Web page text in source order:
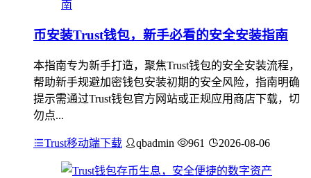
币安装Trust钱包，新手必看的安全安装指南
本指南专为新手打造，聚焦Trust钱包的安全安装流程，
帮助新手规避加密钱包安装初期的安全风险，指南明确
提示需通过Trust钱包官方网站或正规应用商店下载，切
勿点...
Trust移动端下载 qbadmin 961 2026-08-06